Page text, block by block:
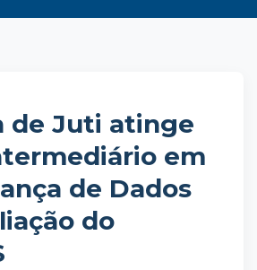
de Juti atinge
em
de Dados
do